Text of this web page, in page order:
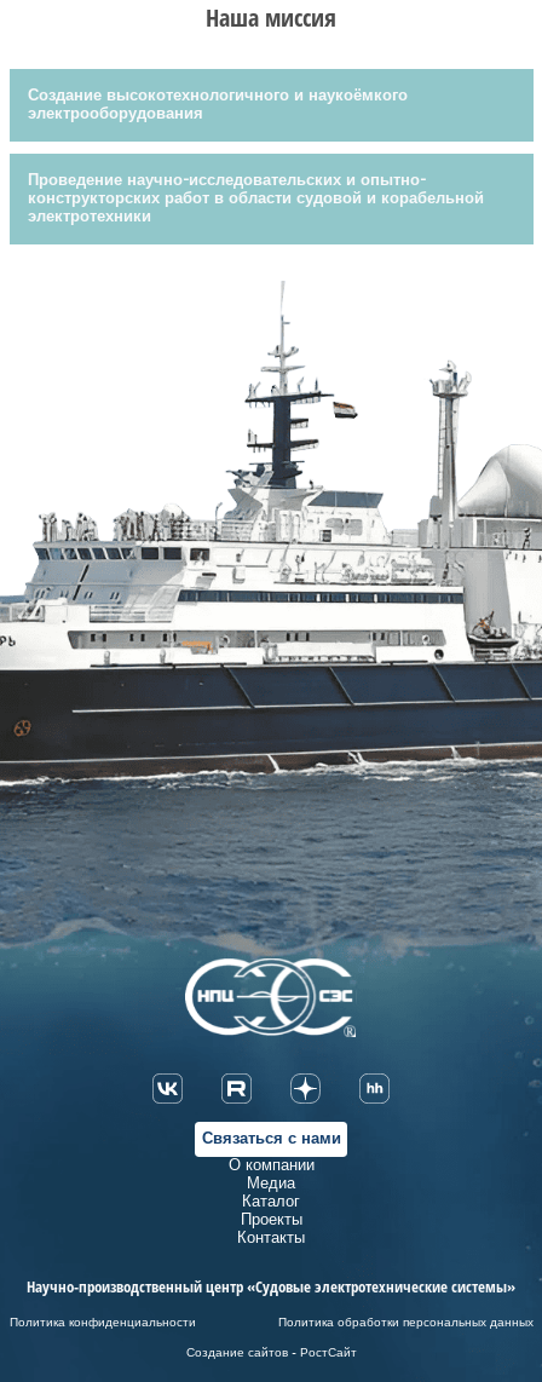
Наша миссия
Создание высокотехнологичного и наукоёмкого
электрооборудования
Проведение научно-исследовательских и опытно-
конструкторских работ в области судовой и корабельной
электротехники
Связаться с нами
О компании
Медиа
Каталог
Проекты
Контакты
Научно-производственный центр «Судовые электротехнические системы»
Политика конфиденциальности
Политика обработки персональных данных
Создание сайтов - РостСайт